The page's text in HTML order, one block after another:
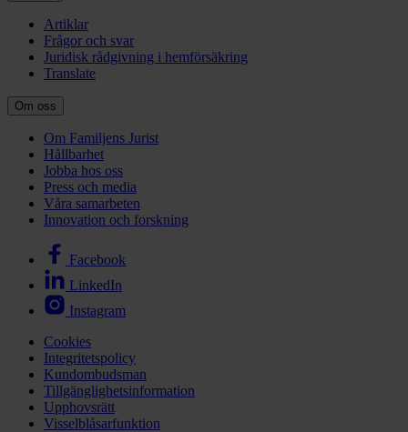
Artiklar
Frågor och svar
Juridisk rådgivning i hemförsäkring
Translate
Om oss
Om Familjens Jurist
Hållbarhet
Jobba hos oss
Press och media
Våra samarbeten
Innovation och forskning
Facebook
LinkedIn
Instagram
Cookies
Integritetspolicy
Kundombudsman
Tillgänglighetsinformation
Upphovsrätt
Visselblåsarfunktion